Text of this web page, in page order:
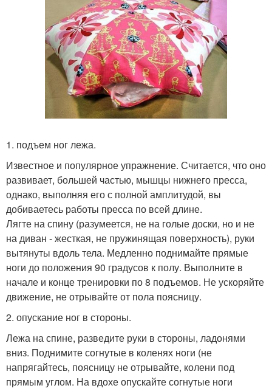
1. подъем ног лежа.
Известное и популярное упражнение. Считается, что оно
развивает, большей частью, мышцы нижнего пресса,
однако, выполняя его с полной амплитудой, вы
добиваетесь работы пресса по всей длине.
Лягте на спину (разумеется, не на голые доски, но и не
на диван - жесткая, не пружинящая поверхность), руки
вытянуты вдоль тела. Медленно поднимайте прямые
ноги до положения 90 градусов к полу. Выполните в
начале и конце тренировки по 8 подъемов. Не ускоряйте
движение, не отрывайте от пола поясницу.
2. опускание ног в стороны.
Лежа на спине, разведите руки в стороны, ладонями
вниз. Поднимите согнутые в коленях ноги (не
напрягайтесь, поясницу не отрывайте, колени под
прямым углом. На вдохе опускайте согнутые ноги